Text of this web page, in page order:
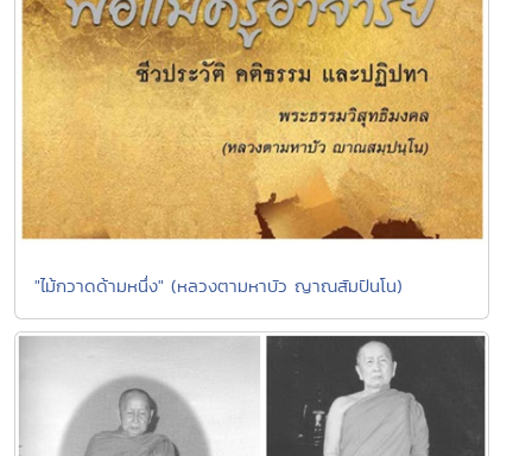
"ไม้กวาดด้ามหนึ่ง" (หลวงตามหาบัว ญาณสัมปันโน)